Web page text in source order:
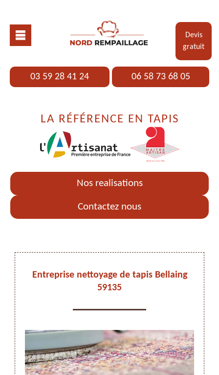
Devis
gratuit
03 59 28 41 24 06 58 73 68 05
LA RÉFÉRENCE EN TAPIS
Nos realisations
Contactez nous
Entreprise nettoyage de tapis Bellaing
59135